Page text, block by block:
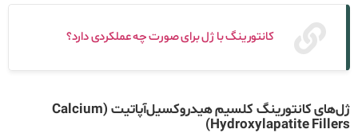
کانتورینگ با ژل برای صورت چه عملکردی دارد؟
ژل‌های کانتورینگ کلسیم هیدروکسیل‌آپاتیت (Calcium
Hydroxylapatite Fillers)